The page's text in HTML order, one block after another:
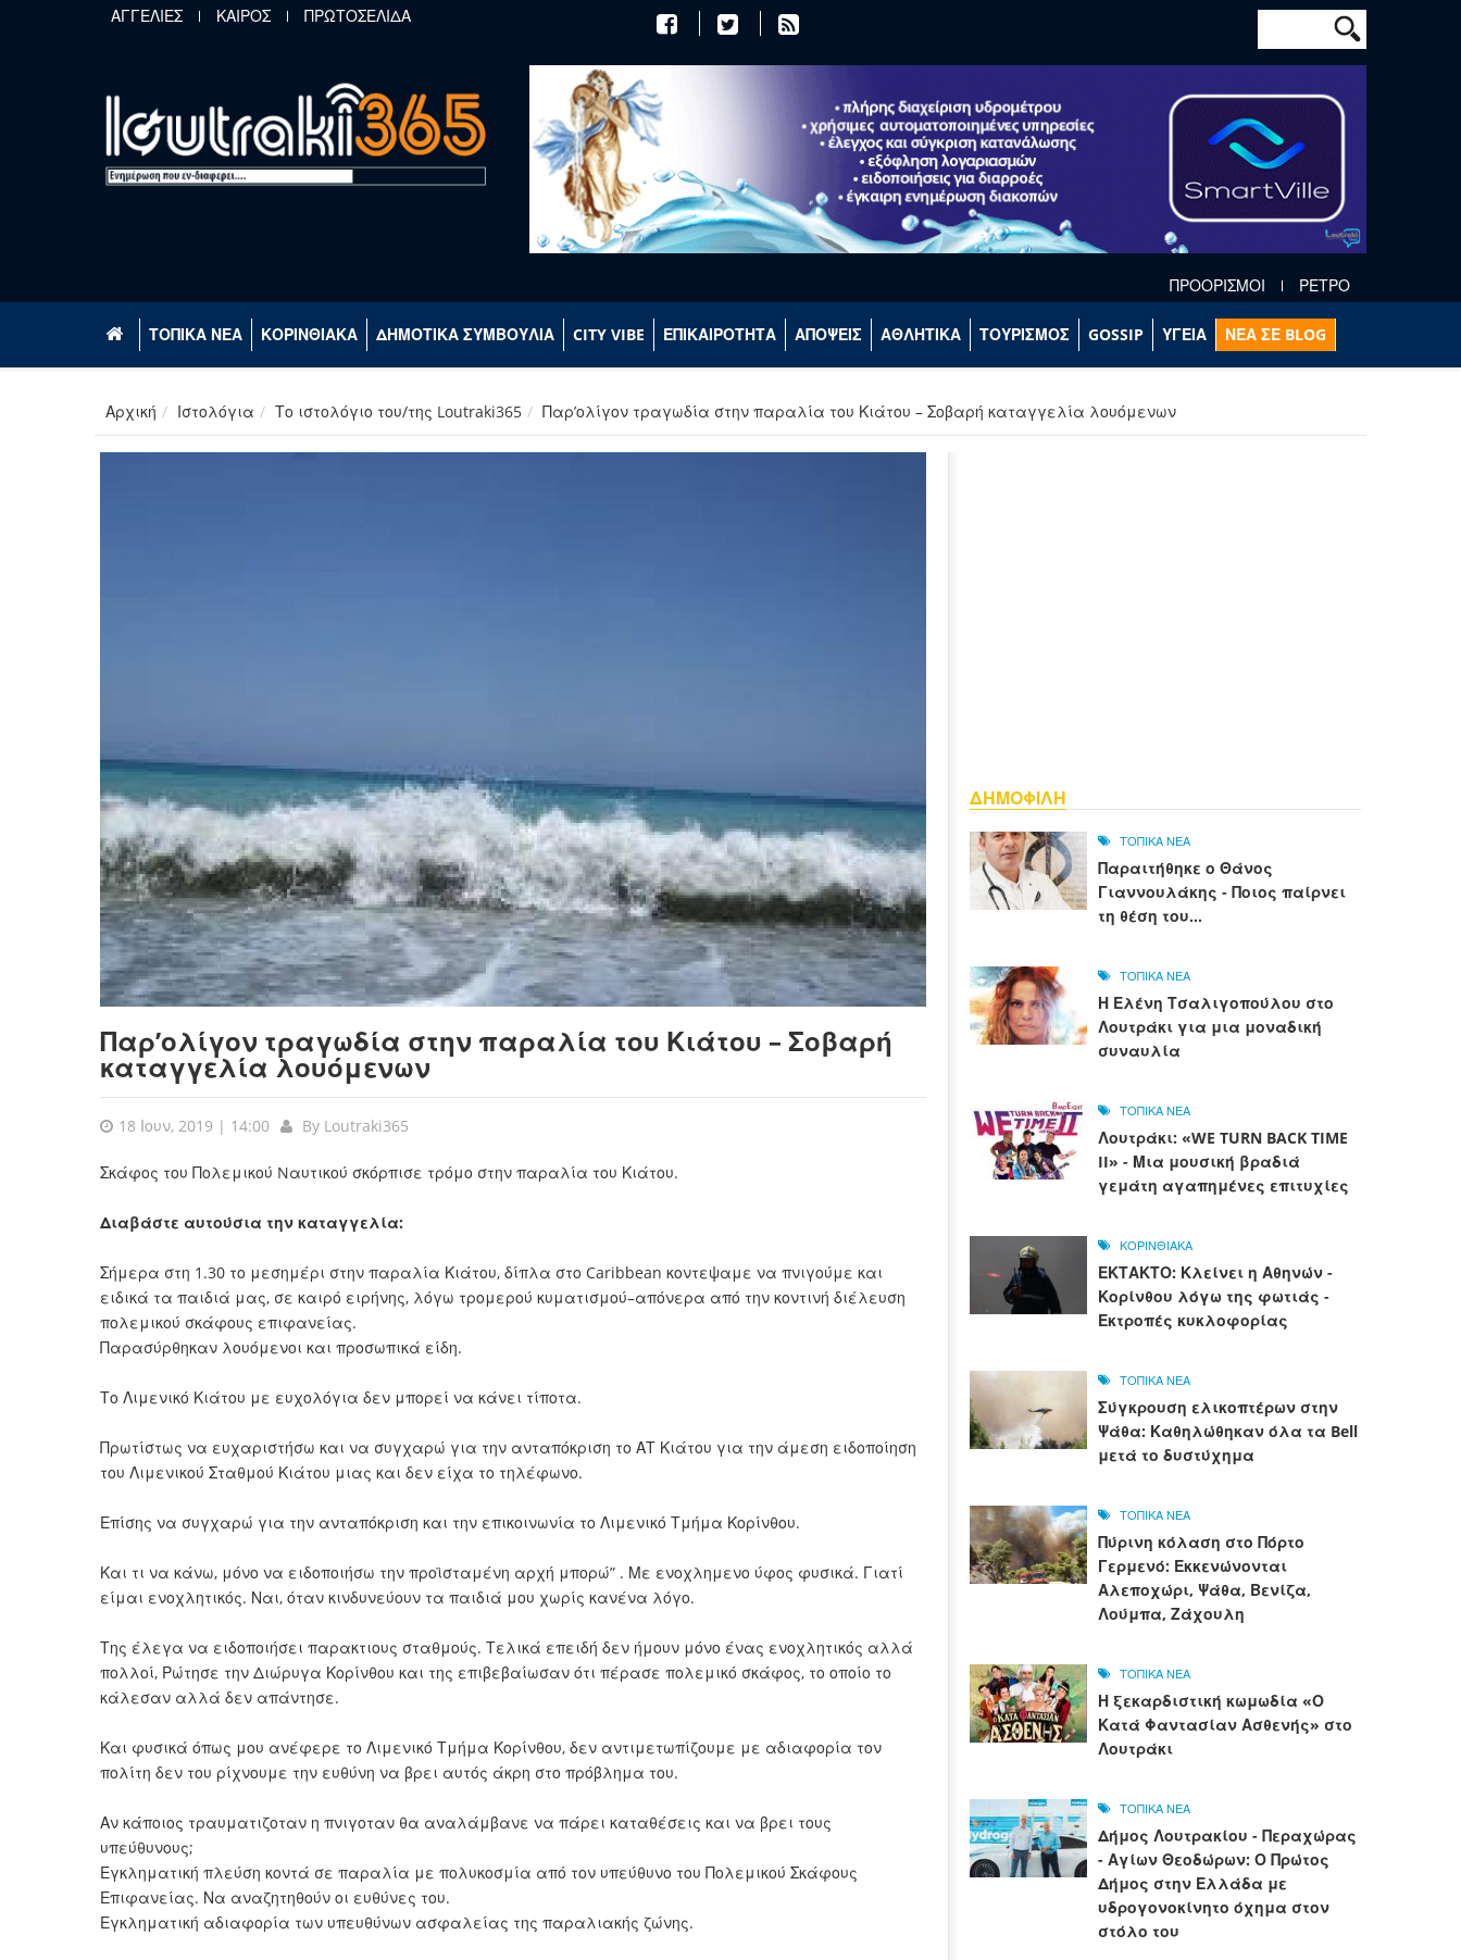
Παράκαμψη προς το κυρίως περιεχόμενο
ΑΓΓΕΛΙΕΣ ΚΑΙΡΟΣ ΠΡΩΤΟΣΕΛΙΔΑ Φόρμα
Αναζήτηση
ΠΡΟΟΡΙΣΜΟΙ ΡΕΤΡΟ
ΤΟΠΙΚΑ ΝΕΑ ΚΟΡΙΝΘΙΑΚΑ ΔΗΜΟΤΙΚΑ ΣΥΜΒΟΥΛΙΑ CITY VIBE ΕΠΙΚΑΙΡΟΤΗΤΑ ΑΠΟΨΕΙΣ ΑΘΛΗΤΙΚΑ ΤΟΥΡΙΣΜΟΣ GOSSIP ΥΓΕΙΑ ΝΕΑ ΣΕ BLOG
Αρχική Ιστολόγια Το ιστολόγιο του/της Loutraki365 Παρ’ολίγον τραγωδία στην παραλία του Κιάτου – Σοβαρή καταγγελία λουόμενων
Παρ’ολίγον τραγωδία στην παραλία του Κιάτου – Σοβαρή
καταγγελία λουόμενων
18 Ιουν, 2019 | 14:00 By Loutraki365
Σκάφος του Πολεμικού Nαυτικού σκόρπισε τρόμο στην παραλία του Κιάτου.
Διαβάστε αυτούσια την καταγγελία:
Σήμερα στη 1.30 το μεσημέρι στην παραλία Κιάτου, δίπλα στο Caribbean κοντεψαμε να πνιγούμε και
ειδικά τα παιδιά μας, σε καιρό ειρήνης, λόγω τρομερού κυματισμού–απόνερα από την κοντινή διέλευση
πολεμικού σκάφους επιφανείας.
Παρασύρθηκαν λουόμενοι και προσωπικά είδη.
Το Λιμενικό Κιάτου με ευχολόγια δεν μπορεί να κάνει τίποτα.
Πρωτίστως να ευχαριστήσω και να συγχαρώ για την ανταπόκριση το ΑΤ Κιάτου για την άμεση ειδοποίηση
του Λιμενικού Σταθμού Κιάτου μιας και δεν είχα το τηλέφωνο.
Επίσης να συγχαρώ για την ανταπόκριση και την επικοινωνία το Λιμενικό Τμήμα Κορίνθου.
Και τι να κάνω, μόνο να ειδοποιήσω την προϊσταμένη αρχή μπορώ” . Με ενοχλημενο ύφος φυσικά. Γιατί
είμαι ενοχλητικός. Ναι, όταν κινδυνεύουν τα παιδιά μου χωρίς κανένα λόγο.
Της έλεγα να ειδοποιήσει παρακτιους σταθμούς. Τελικά επειδή δεν ήμουν μόνο ένας ενοχλητικός αλλά
πολλοί, Ρώτησε την Διώρυγα Κορίνθου και της επιβεβαίωσαν ότι πέρασε πολεμικό σκάφος, το οποίο το
κάλεσαν αλλά δεν απάντησε.
Και φυσικά όπως μου ανέφερε το Λιμενικό Τμήμα Κορίνθου, δεν αντιμετωπίζουμε με αδιαφορία τον
πολίτη δεν του ρίχνουμε την ευθύνη να βρει αυτός άκρη στο πρόβλημα του.
Αν κάποιος τραυματιζοταν η πνιγοταν θα αναλάμβανε να πάρει καταθέσεις και να βρει τους
υπεύθυνους;
Εγκληματική πλεύση κοντά σε παραλία με πολυκοσμία από τον υπεύθυνο του Πολεμικού Σκάφους
Επιφανείας. Να αναζητηθούν οι ευθύνες του.
Εγκληματική αδιαφορία των υπευθύνων ασφαλείας της παραλιακής ζώνης.
ΔΗΜΟΦΙΛΗ
ΤΟΠΙΚΑ ΝΕΑ
Παραιτήθηκε ο Θάνος
Γιαννουλάκης - Ποιος παίρνει
τη θέση του...
ΤΟΠΙΚΑ ΝΕΑ
Η Ελένη Τσαλιγοπούλου στο
Λουτράκι για μια μοναδική
συναυλία
ΤΟΠΙΚΑ ΝΕΑ
Λουτράκι: «WE TURN BACK TIME
II» - Μια μουσική βραδιά
γεμάτη αγαπημένες επιτυχίες
ΚΟΡΙΝΘΙΑΚΑ
ΕΚΤΑΚΤΟ: Κλείνει η Αθηνών -
Κορίνθου λόγω της φωτιάς -
Εκτροπές κυκλοφορίας
ΤΟΠΙΚΑ ΝΕΑ
Σύγκρουση ελικοπτέρων στην
Ψάθα: Καθηλώθηκαν όλα τα Bell
μετά το δυστύχημα
ΤΟΠΙΚΑ ΝΕΑ
Πύρινη κόλαση στο Πόρτο
Γερμενό: Εκκενώνονται
Αλεποχώρι, Ψάθα, Βενίζα,
Λούμπα, Ζάχουλη
ΤΟΠΙΚΑ ΝΕΑ
Η ξεκαρδιστική κωμωδία «Ο
Κατά Φαντασίαν Ασθενής» στο
Λουτράκι
ΤΟΠΙΚΑ ΝΕΑ
Δήμος Λουτρακίου - Περαχώρας
- Αγίων Θεοδώρων: Ο Πρώτος
Δήμος στην Ελλάδα με
υδρογονοκίνητο όχημα στον
στόλο του